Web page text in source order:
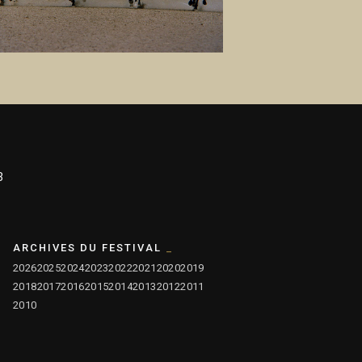
ARCHIVES DU FESTIVAL
202620252024202320222021 20202019
20182017201620152014201320122011
2010